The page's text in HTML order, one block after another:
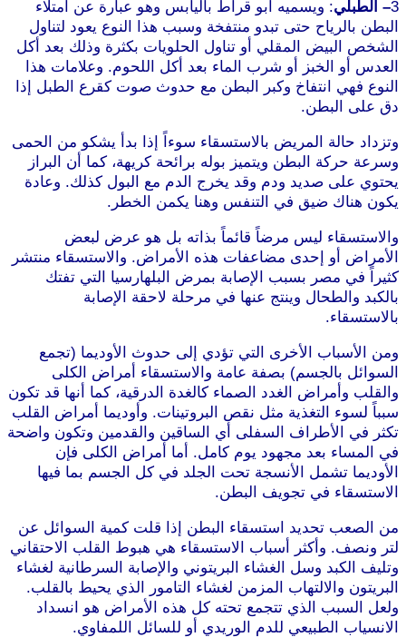
3– الطبلي: ويسميه أبو قراط باليابس وهو عبارة عن امتلاء
البطن بالرياح حتى تبدو منتفخة وسبب هذا النوع يعود لتناول
الشخص البيض المقلي أو تناول الحلويات بكثرة وذلك بعد أكل
العدس أو الخبز أو شرب الماء بعد أكل اللحوم. وعلامات هذا
النوع فهي انتفاخ وكبر البطن مع حدوث صوت كقرع الطبل إذا
دق على البطن.
وتزداد حالة المريض بالاستسقاء سوءاً إذا بدأ يشكو من الحمى
وسرعة حركة البطن ويتميز بوله برائحة كريهة، كما أن البراز
يحتوي على صديد ودم وقد يخرج الدم مع البول كذلك. وعادة
يكون هناك ضيق في التنفس وهنا يكمن الخطر.
والاستسقاء ليس مرضاً قائماً بذاته بل هو عرض لبعض
الأمراض أو إحدى مضاعفات هذه الأمراض. والاستسقاء منتشر
كثيراً في مصر بسبب الإصابة بمرض البلهارسيا التي تفتك
بالكبد والطحال وينتج عنها في مرحلة لاحقة الإصابة
بالاستسقاء.
ومن الأسباب الأخرى التي تؤدي إلى حدوث الأوديما (تجمع
السوائل بالجسم) بصفة عامة والاستسقاء أمراض الكلى
والقلب وأمراض الغدد الصماء كالغدة الدرقية، كما أنها قد تكون
سبباً لسوء التغذية مثل نقص البروتينات. وأوديما أمراض القلب
تكثر في الأطراف السفلى أي الساقين والقدمين وتكون واضحة
في المساء بعد مجهود يوم كامل. أما أمراض الكلى فإن
الأوديما تشمل الأنسجة تحت الجلد في كل الجسم بما فيها
الاستسقاء في تجويف البطن.
من الصعب تحديد استسقاء البطن إذا قلت كمية السوائل عن
لتر ونصف. وأكثر أسباب الاستسقاء هي هبوط القلب الاحتقاني
وتليف الكبد وسل الغشاء البريتوني والإصابة السرطانية لغشاء
البريتون والالتهاب المزمن لغشاء التامور الذي يحيط بالقلب.
ولعل السبب الذي تتجمع تحته كل هذه الأمراض هو انسداد
الانسياب الطبيعي للدم الوريدي أو للسائل اللمفاوي.